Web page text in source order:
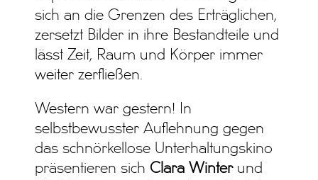
sich an die Grenzen des Erträglichen,
zersetzt Bilder in ihre Bestandteile und
lässt Zeit, Raum und Körper immer
weiter zerfließen.
Western war gestern! In
selbstbewusster Auflehnung gegen
das schnörkellose Unterhaltungskino
präsentieren sich Clara Winter und